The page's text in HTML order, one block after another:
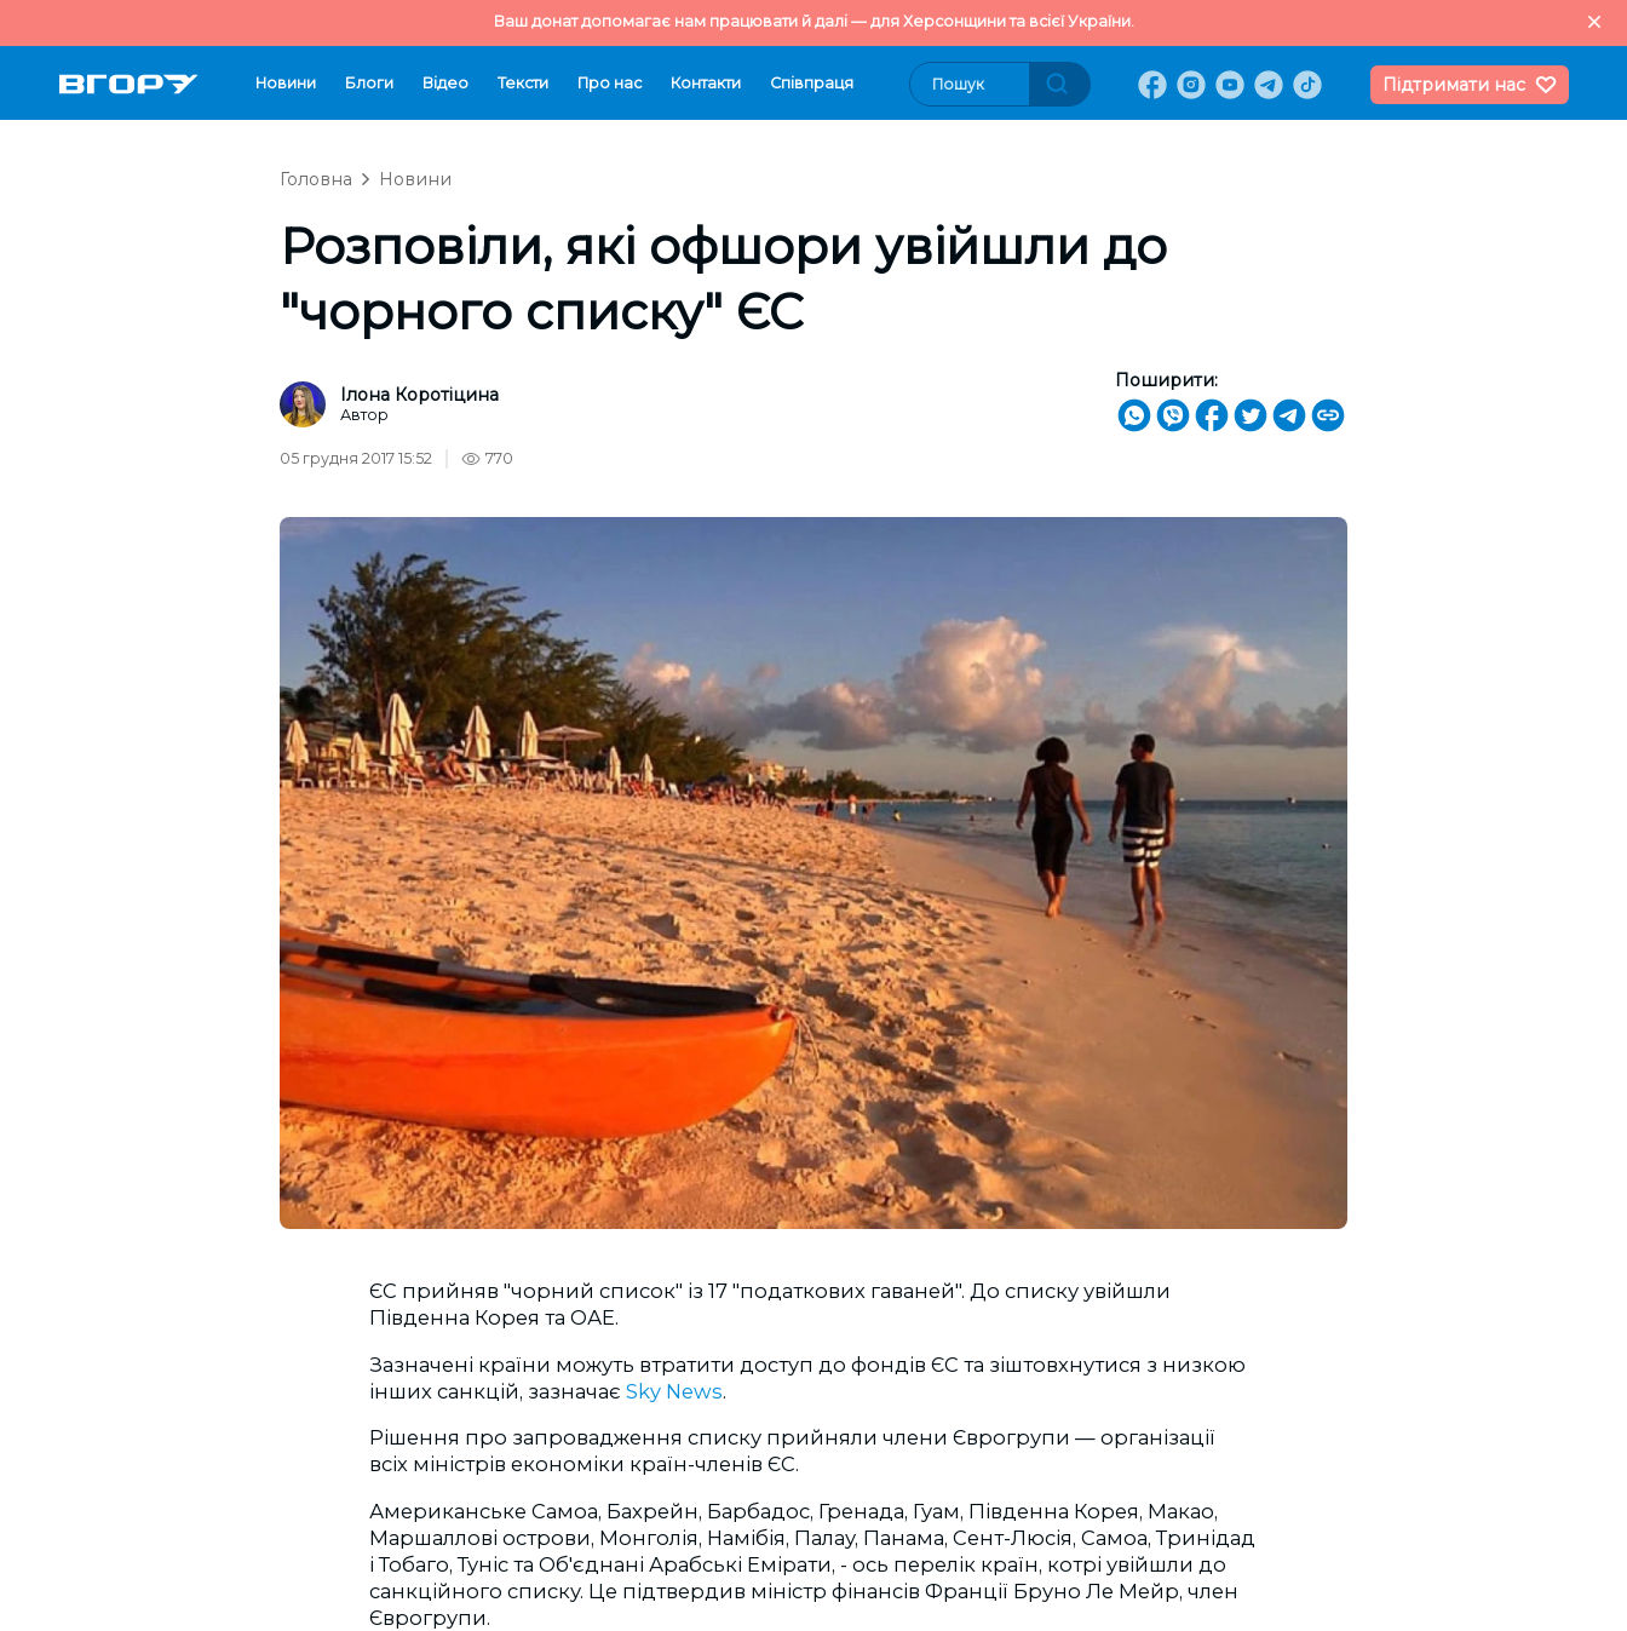
Ваш донат допомагає нам працювати й далі — для Херсонщини та всієї України.
Новини Блоги Відео Тексти Про нас Контакти Cпівпраця Підтримати нас
Головна Новини
Розповіли, які офшори увійшли до
"чорного списку" ЄС
Ілона Коротіцина
Автор
Поширити:
05 грудня 2017 15:52 770
ЄС прийняв "чорний список" із 17 "податкових гаваней". До списку увійшли
Південна Корея та ОАЕ.
Зазначені країни можуть втратити доступ до фондів ЄС та зіштовхнутися з низкою
інших санкцій, зазначає Sky News.
Рішення про запровадження списку прийняли члени Єврогрупи — організації
всіх міністрів економіки країн-членів ЄС.
Американське Самоа, Бахрейн, Барбадос, Гренада, Гуам, Південна Корея, Макао,
Маршаллові острови, Монголія, Намібія, Палау, Панама, Сент-Люсія, Самоа, Тринідад
і Тобаго, Туніс та Об'єднані Арабські Емірати, - ось перелік країн, котрі увійшли до
санкційного списку. Це підтвердив міністр фінансів Франції Бруно Ле Мейр, член
Єврогрупи.